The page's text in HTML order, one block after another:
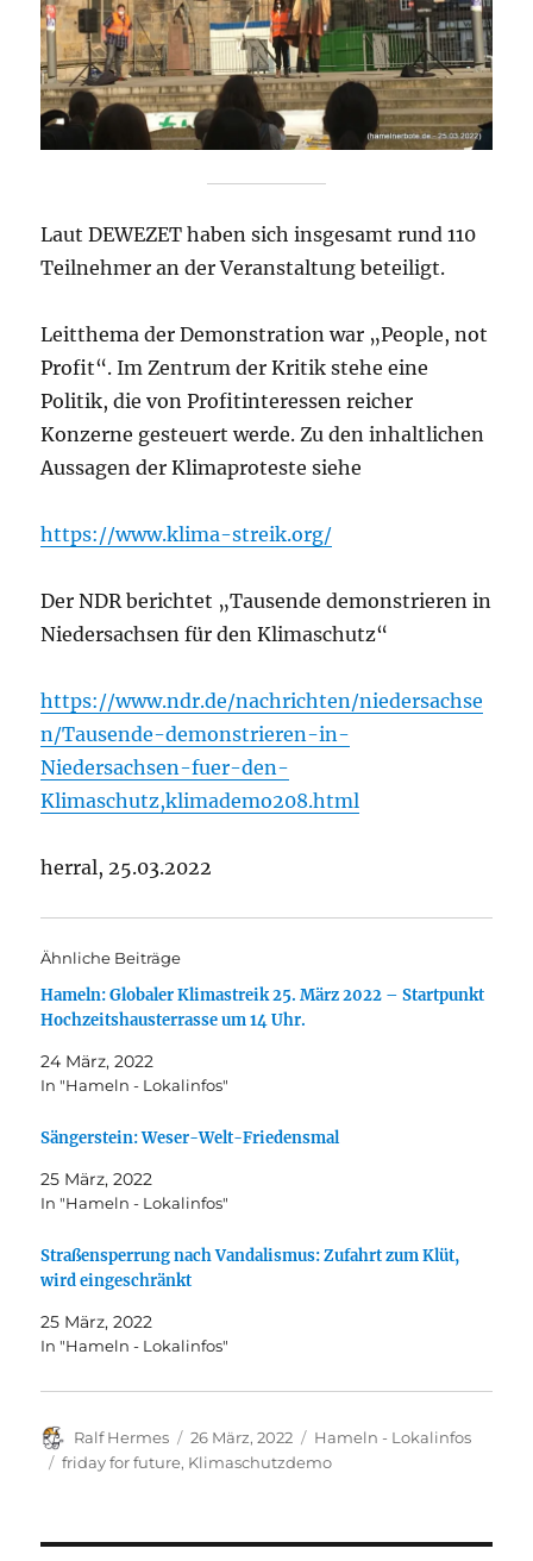
Laut DEWEZET haben sich insgesamt rund 110
Teilnehmer an der Veranstaltung beteiligt.
Leitthema der Demonstration war „People, not
Profit“. Im Zentrum der Kritik stehe eine
Politik, die von Profitinteressen reicher
Konzerne gesteuert werde. Zu den inhaltlichen
Aussagen der Klimaproteste siehe
https://www.klima-streik.org/
Der NDR berichtet „Tausende demonstrieren in
Niedersachsen für den Klimaschutz“
https://www.ndr.de/nachrichten/niedersachse
n/Tausende-demonstrieren-in-
Niedersachsen-fuer-den-
Klimaschutz,klimademo208.html
herral, 25.03.2022
Ähnliche Beiträge
Hameln: Globaler Klimastreik 25. März 2022 – Startpunkt
Hochzeitshausterrasse um 14 Uhr.
24 März, 2022
In "Hameln - Lokalinfos"
Sängerstein: Weser-Welt-Friedensmal
25 März, 2022
In "Hameln - Lokalinfos"
Straßensperrung nach Vandalismus: Zufahrt zum Klüt,
wird eingeschränkt
25 März, 2022
In "Hameln - Lokalinfos"
Autor
Ralf Hermes
Veröffentlicht
am
26 März, 2022 Kategorien
Hameln - Lokalinfos
Schlagwörter
friday for future, Klimaschutzdemo